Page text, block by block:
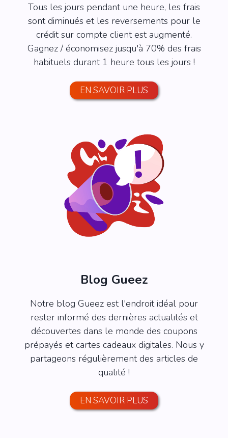
Tous les jours pendant une heure, les frais
sont diminués et les reversements pour le
crédit sur compte client est augmenté.
Gagnez / économisez jusqu'à 70% des frais
habituels durant 1 heure tous les jours !
EN SAVOIR PLUS
Blog Gueez
Notre blog Gueez est l'endroit idéal pour
rester informé des dernières actualités et
découvertes dans le monde des coupons
prépayés et cartes cadeaux digitales. Nous y
partageons régulièrement des articles de
qualité !
EN SAVOIR PLUS